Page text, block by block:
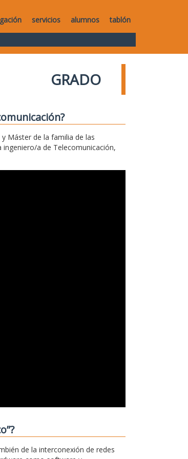
servicios alumnos tablón
GRADO
Máster de la familia de las
a de Telecomunicación,
de la interconexión de redes